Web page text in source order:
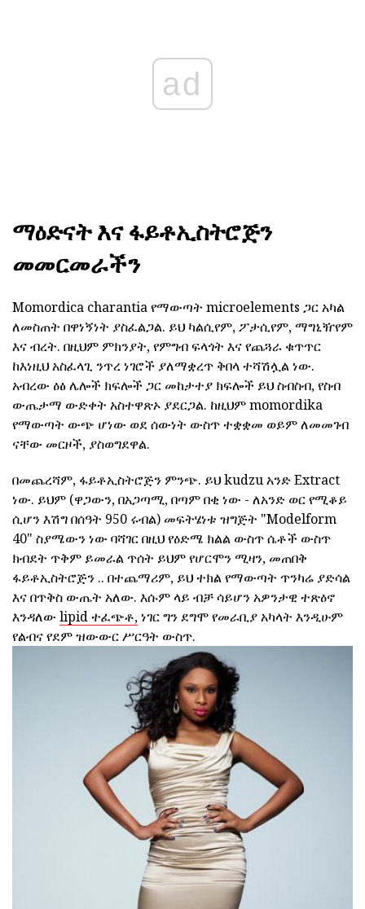
ad
ማዕድናት እና ፋይቶኢስትሮጅን
መመርመራችን
Momordica charantia የማውጣት microelements ጋር አካል
ለመስጠት በዋነኝነት ያስፈልጋል. ይህ ካልሲየም, ፖታሲየም, ማግኒዥየም
እና ብረት. በዚህም ምክንያት, የምግብ ፍላጎት እና የጨጓራ ቁጥጥር
ከእነዚህ አስፈላጊ ንጥረ ነገሮች ያለማቋረጥ ቅበላ ተሻሽሏል ነው.
አብረው ዕፅ ሌሎች ክፍሎች ጋር መከታተያ ክፍሎች ይህ ስብስብ, የስብ
ውጤታማ ውድቀት አስተዋጽኦ ያደርጋል. ከዚህም momordika
የማውጣት ውጭ ሆነው ወደ ሰውነት ውስጥ ተቋቋመ ወይም ለመመገብ
ናቸው መርዞች, ያስወግደዋል.
በመጨረሻም, ፋይቶኢስትሮጅን ምንጭ. ይህ kudzu አንድ Extract
ነው. ይህም (ዋጋውን, በአጋጣሚ, በጣም በቂ ነው - ለአንድ ወር የሚቆይ
ሲሆን እሽግ በሰዓት 950 ሩብል) መፍትሄነቱ ዝግጅት "Modelform
40" ስያሜውን ነው ባሻገር በዚህ የዕድሜ ክልል ውስጥ ሴቶች ውስጥ
ክብደት ጥቅም ይመራል ጥሰት ይህም የሆርሞን ሚዛን, መጠበቅ
ፋይቶኢስትሮጅን .. በተጨማሪም, ይህ ተክል የማውጣት ጥንካሬ ያድሳል
እና በጥቅስ ውጤት አለው. እሱም ላይ ብቻ ሳይሆን አዎንታዊ ተጽዕኖ
እንዳለውlipid ተፈጭቶ,ነገር ግን ደግሞ የመራቢያ አካላት እንዲሁም
የልብና የደም ዝውውር ሥርዓት ውስጥ.